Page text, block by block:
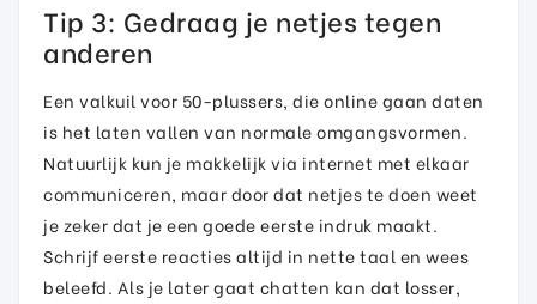
Tip 3: Gedraag je netjes tegen
anderen
Een valkuil voor 50-plussers, die online gaan daten
is het laten vallen van normale omgangsvormen.
Natuurlijk kun je makkelijk via internet met elkaar
communiceren, maar door dat netjes te doen weet
je zeker dat je een goede eerste indruk maakt.
Schrijf eerste reacties altijd in nette taal en wees
beleefd. Als je later gaat chatten kan dat losser,